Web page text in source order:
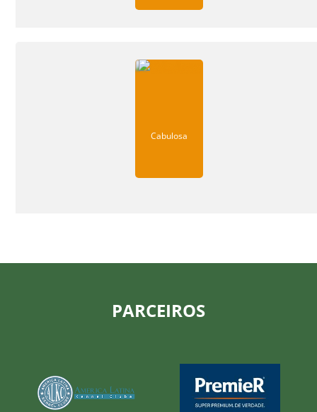
Cabulosa
PARCEIROS